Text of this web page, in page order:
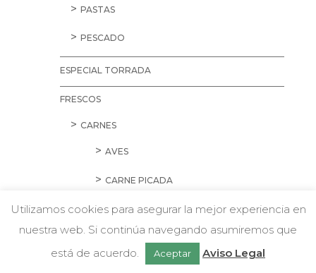
PASTAS
PESCADO
ESPECIAL TORRADA
FRESCOS
CARNES
AVES
CARNE PICADA
CERDO
CORDERO Y CONEJO
EMBUTIDOS
w Chatea con nosotros
Utilizamos cookies para asegurar la mejor experiencia en
nuestra web. Si continúa navegando asumiremos que
está de acuerdo.
Aceptar Aviso Legal